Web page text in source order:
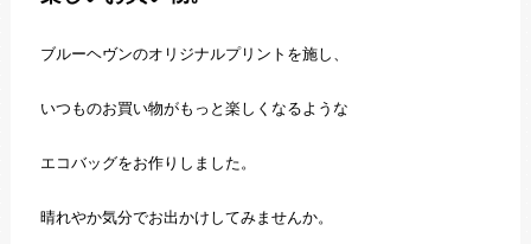
ブルーヘヴンのオリジナルプリントを施し、
いつものお買い物がもっと楽しくなるような
エコバッグをお作りしました。
晴れやか気分でお出かけしてみませんか。